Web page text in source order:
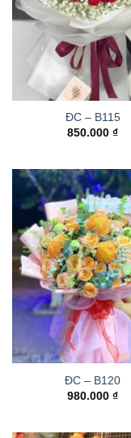
ĐC – B115
850.000 ₫
ĐC – B120
980.000 ₫